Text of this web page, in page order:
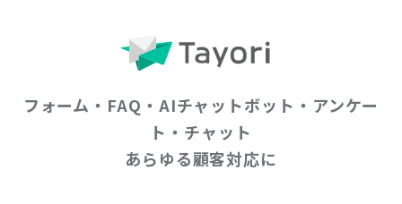
フォーム・FAQ・AIチャットボット・アンケー
ト・チャット
あらゆる顧客対応に